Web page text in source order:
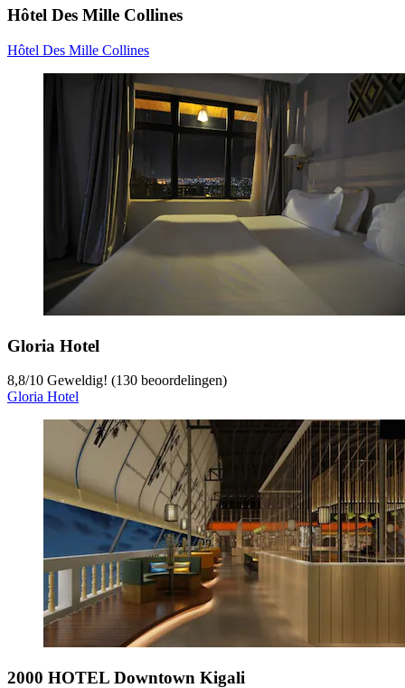
Hôtel Des Mille Collines
Hôtel Des Mille Collines
Gloria Hotel
8,8/10 Geweldig! (130 beoordelingen)
Gloria Hotel
2000 HOTEL Downtown Kigali